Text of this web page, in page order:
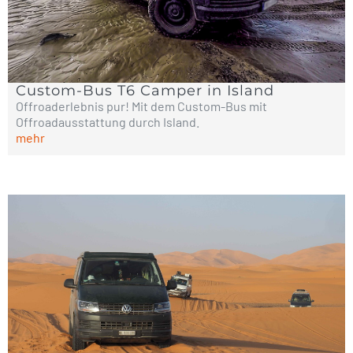
Custom-Bus T6 Camper in Island
Offroaderlebnis pur! Mit dem Custom-Bus mit
Offroadausstattung durch Island.
mehr